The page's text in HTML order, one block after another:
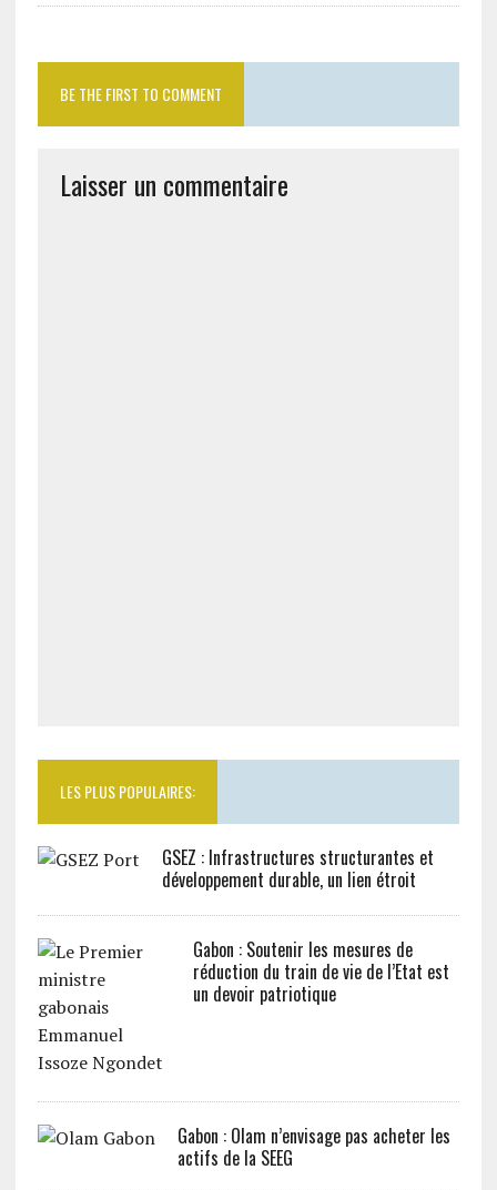
BE THE FIRST TO COMMENT
Laisser un commentaire
LES PLUS POPULAIRES:
GSEZ : Infrastructures structurantes et
développement durable, un lien étroit
Gabon : Soutenir les mesures de
réduction du train de vie de l’Etat est
un devoir patriotique
Gabon : Olam n’envisage pas acheter les
actifs de la SEEG